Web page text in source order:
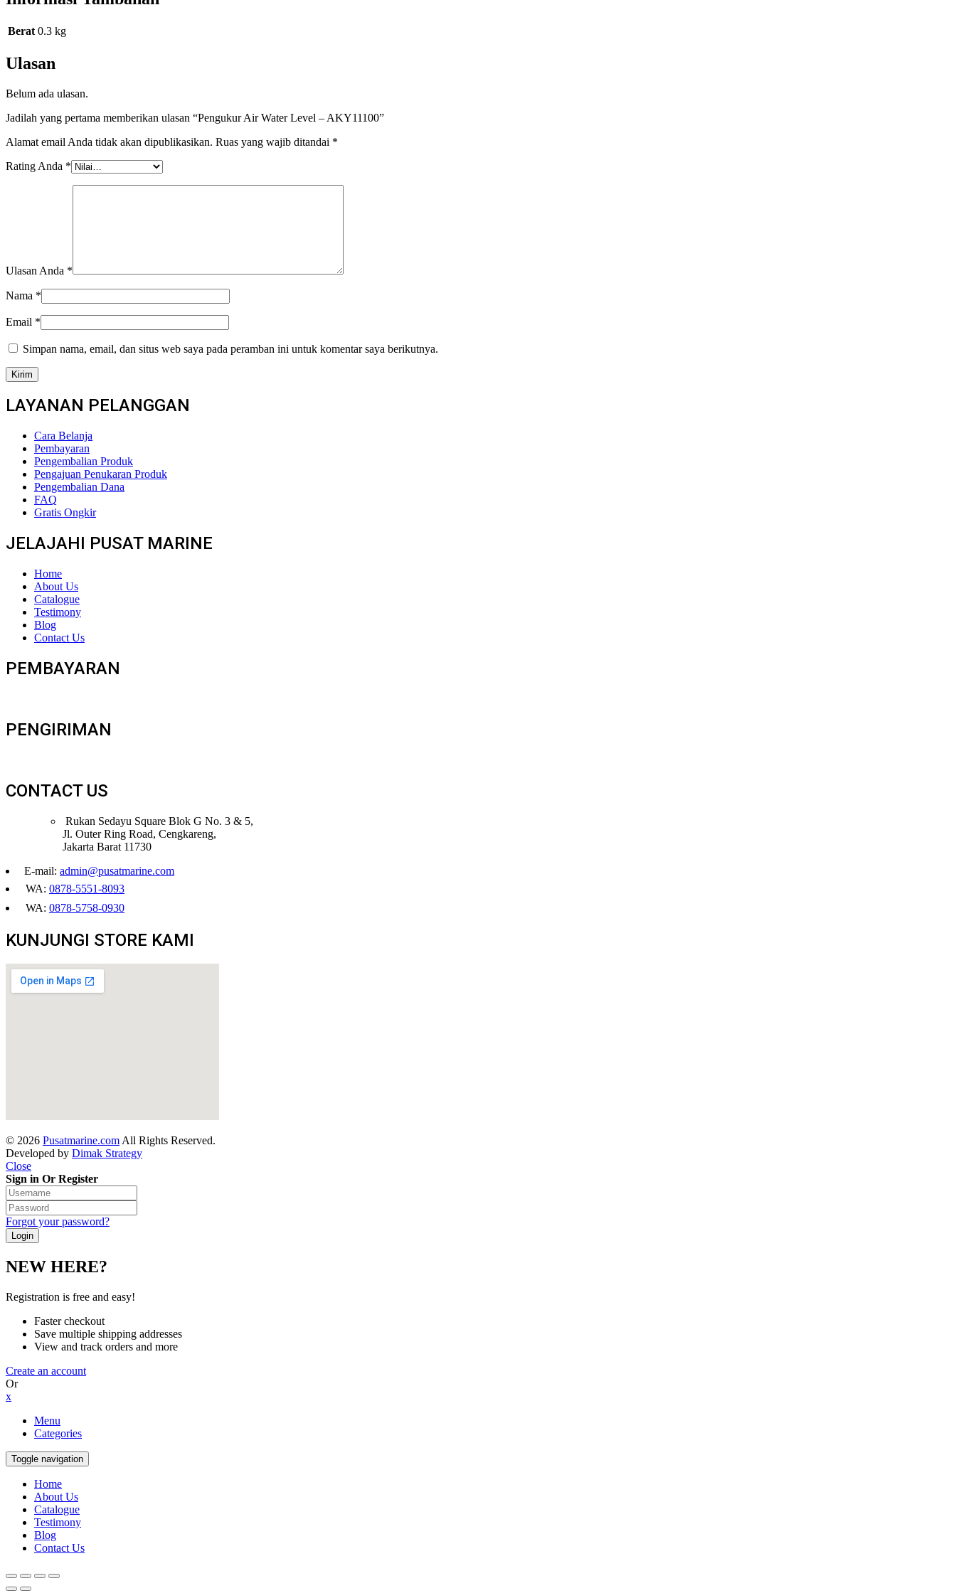
Berat 0.3 kg
Ulasan
Belum ada ulasan.
Jadilah yang pertama memberikan ulasan “Pengukur Air Water Level – AKY11100”
Alamat email Anda tidak akan dipublikasikan. Ruas yang wajib ditandai *
Rating Anda *
Ulasan Anda *
Nama *
Email *
Simpan nama, email, dan situs web saya pada peramban ini untuk komentar saya berikutnya.
LAYANAN PELANGGAN
Cara Belanja
Pembayaran
Pengembalian Produk
Pengajuan Penukaran Produk
Pengembalian Dana
FAQ
Gratis Ongkir
JELAJAHI PUSAT MARINE
Home
About Us
Catalogue
Testimony
Blog
Contact Us
PEMBAYARAN
PENGIRIMAN
CONTACT US
Rukan Sedayu Square Blok G No. 3 & 5,
Jl. Outer Ring Road, Cengkareng,
Jakarta Barat 11730
E-mail: admin@pusatmarine.com
WA: 0878-5551-8093
WA: 0878-5758-0930
KUNJUNGI STORE KAMI
© 2026 Pusatmarine.comAll Rights Reserved.
Developed by Dimak Strategy
Close
Sign in Or Register
Forgot your password?
NEW HERE?
Registration is free and easy!
Faster checkout
Save multiple shipping addresses
View and track orders and more
Create an account
Or
x
Menu
Categories
Toggle navigation
Home
About Us
Catalogue
Testimony
Blog
Contact Us